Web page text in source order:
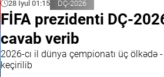
28 İyul 01:15 DÇ-2026
FİFA prezidenti DÇ-
cavab verib
2026-cı il dünya çempionatı üç ölkədə
keçirilib